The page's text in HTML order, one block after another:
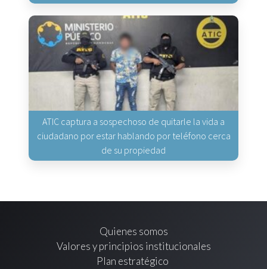
ATIC captura a sospechoso de quitarle la vida a
ciudadano por estar hablando por teléfono cerca
de su propiedad
Quienes somos
Valores y principios institucionales
Plan estratégico